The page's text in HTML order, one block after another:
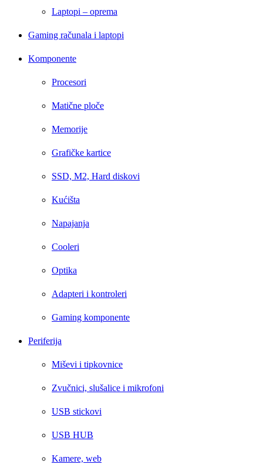
Laptopi – oprema
Gaming računala i laptopi
Komponente
Procesori
Matične ploče
Memorije
Grafičke kartice
SSD, M2, Hard diskovi
Kućišta
Napajanja
Cooleri
Optika
Adapteri i kontroleri
Gaming komponente
Periferija
Miševi i tipkovnice
Zvučnici, slušalice i mikrofoni
USB stickovi
USB HUB
Kamere, web